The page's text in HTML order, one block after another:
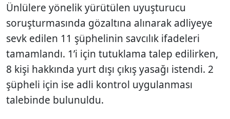
Ünlülere yönelik yürütülen uyuşturucu
soruşturmasında gözaltına alınarak adliyeye
sevk edilen 11 şüphelinin savcılık ifadeleri
tamamlandı. 1’i için tutuklama talep edilirken,
8 kişi hakkında yurt dışı çıkış yasağı istendi. 2
şüpheli için ise adli kontrol uygulanması
talebinde bulunuldu.